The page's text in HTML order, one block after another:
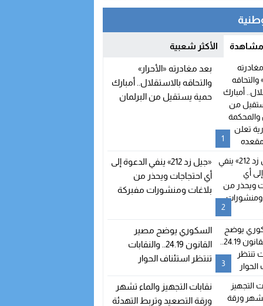
مشاهدة الأكثر شعبية
1
بعد مغادرته «الأحرار»
والتحاقه بالاستقلال.. أمبارك
حمية يستقيل من البرلمان
2
«جيل زد 212» ينفي الدعوة إلى
أي احتجاجات ويحذر من
بلاغات ومنشورات مفبركة
3
السكوري يوضح مصير
القانون 24.19.. والنقابات
تنتظر استئناف الحوار
نقابات التجهيز والماء تشهر
ورقة التصعيد وتربط التهدئة